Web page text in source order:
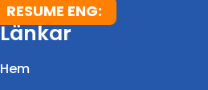
RESUME ENG:
Länkar
Hem